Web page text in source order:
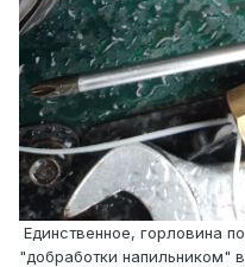
Единственное, горловина
"добработки напильником"